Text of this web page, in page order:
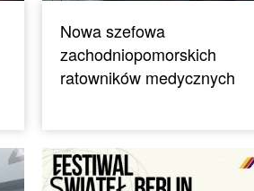
Nowa szefowa
zachodniopomorskich
ratowników medycznych